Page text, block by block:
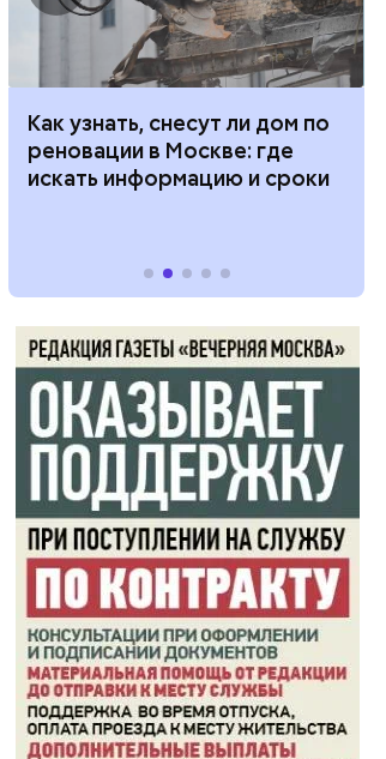
Как узнать, снесут ли дом по
реновации в Москве: где
искать информацию и сроки